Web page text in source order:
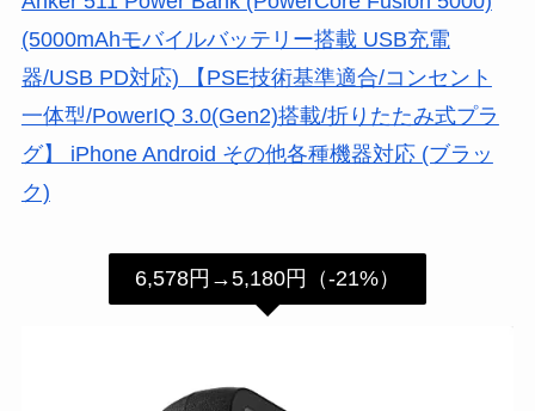
(5000mAhモバイルバッテリー搭載 USB充電
器/USB PD対応) 【PSE技術基準適合/コンセント
一体型/PowerIQ 3.0(Gen2)搭載/折りたたみ式プラ
グ】 iPhone Android その他各種機器対応 (ブラッ
ク)
6,578円→5,180円（-21%）